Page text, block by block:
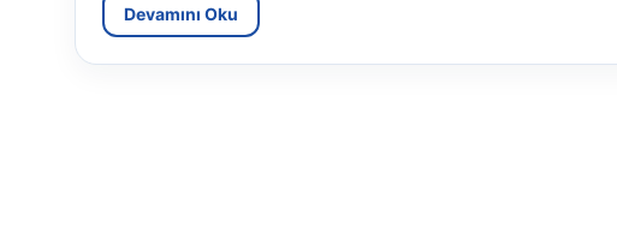
Devamını Oku